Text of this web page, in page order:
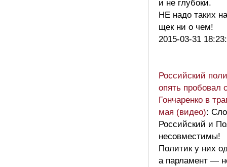
и не глубоки.
НЕ надо таких
щек ни о чем!
2015-03-31
Российский
опять пробовал
Гончаренко в
мая (видео):
Российский и
несовместимы!
Политик у них
а парламент —